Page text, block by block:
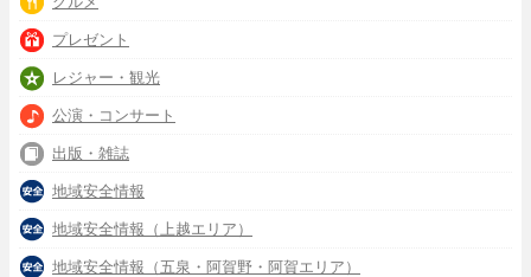
プレゼント
レジャー・観光
公演・コンサート
出版・雑誌
地域安全情報
地域安全情報（上越エリア）
地域安全情報（五泉・阿賀野・阿賀エリア）